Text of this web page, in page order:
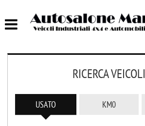
RICERCA VEICOLI
USATO KM0